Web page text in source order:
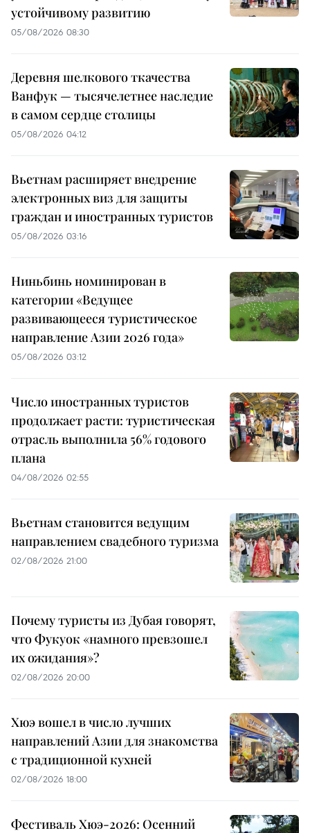
устойчивому развитию
05/08/2026 08:30
Деревня шелкового ткачества
Ванфук — тысячелетнее наследие
в самом сердце столицы
05/08/2026 04:12
Вьетнам расширяет внедрение
электронных виз для защиты
граждан и иностранных туристов
05/08/2026 03:16
Ниньбинь номинирован в
категории «Ведущее
развивающееся туристическое
направление Азии 2026 года»
05/08/2026 03:12
Число иностранных туристов
продолжает расти: туристическая
отрасль выполнила 56% годового
плана
04/08/2026 02:55
Вьетнам становится ведущим
направлением свадебного туризма
02/08/2026 21:00
Почему туристы из Дубая говорят,
что Фукуок «намного превзошел
их ожидания»?
02/08/2026 20:00
Хюэ вошел в число лучших
направлений Азии для знакомства
с традиционной кухней
02/08/2026 18:00
Фестиваль Хюэ-2026: Осенний